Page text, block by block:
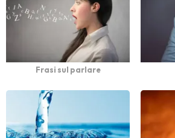
Frasi sul parlare